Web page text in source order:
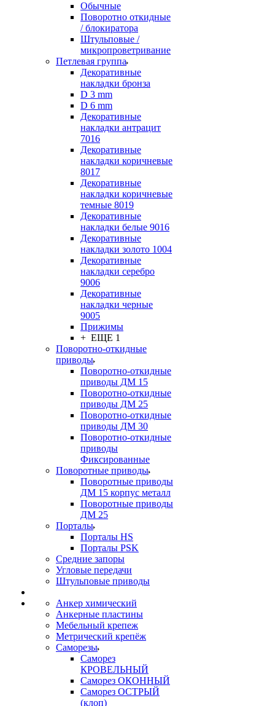
Обычные
Поворотно откидные
/ блокиратора
Штульповые /
микропроветривание
Петлевая группа
Декоративные
накладки бронза
D 3 mm
D 6 mm
Декоративные
накладки антрацит
7016
Декоративные
накладки коричневые
8017
Декоративные
накладки коричневые
темные 8019
Декоративные
накладки белые 9016
Декоративные
накладки золото 1004
Декоративные
накладки серебро
9006
Декоративные
накладки черные
9005
Прижимы
+ ЕЩЕ 1
Поворотно-откидные
приводы
Поворотно-откидные
приводы ДМ 15
Поворотно-откидные
приводы ДМ 25
Поворотно-откидные
приводы ДМ 30
Поворотно-откидные
приводы
Фиксированные
Поворотные приводы
Поворотные приводы
ДМ 15 корпус металл
Поворотные приводы
ДМ 25
Порталы
Порталы HS
Порталы PSK
Средние запоры
Угловые передачи
Штульповые приводы
Анкер химический
Анкерные пластины
Мебельный крепеж
Метрический крепёж
Саморезы
Саморез
КРОВЕЛЬНЫЙ
Саморез ОКОННЫЙ
Саморез ОСТРЫЙ
(клоп)